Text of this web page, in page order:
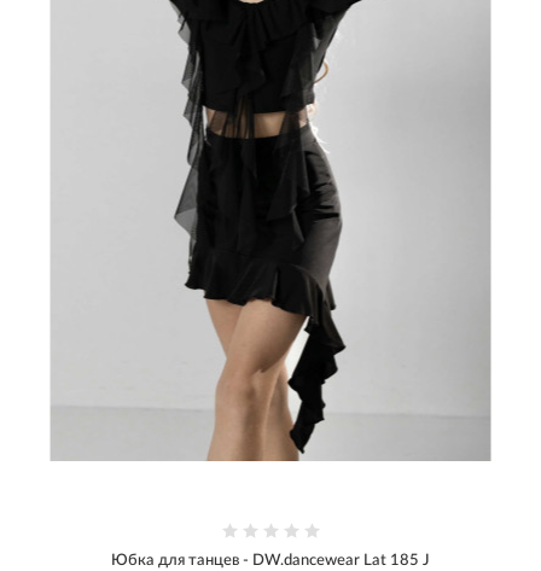
Юбка для танцев - DW.dancewear Lat 185 J